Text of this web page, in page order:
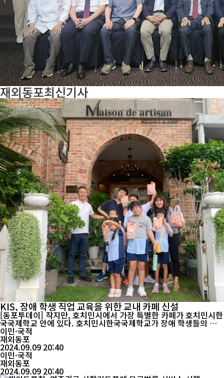
재외동포최신기사
KIS, 장애 학생 직업 교육을 위한 교내 카페 신설
[동포투데이] 작지만, 호치민시에서 가장 특별한 카페가 호치민시한
국국제학교 안에 있다. 호치민시한국국제학교가 장애 학생들의 직
업 교육을 위한 교내 카페를 신설하고 9월부터 본격적인 운영을 시
작한다. 교내 카페는 바리스타를 꿈꾸는 장애 학생에게 직업 교육과
실습 기회를 제공하고, 장애에 대한 인식을 개선하는 문화 공간으로
이민·국적
재외동포
2024.09.09 20:40
이민·국적
재외동포
2024.09.09 20:40